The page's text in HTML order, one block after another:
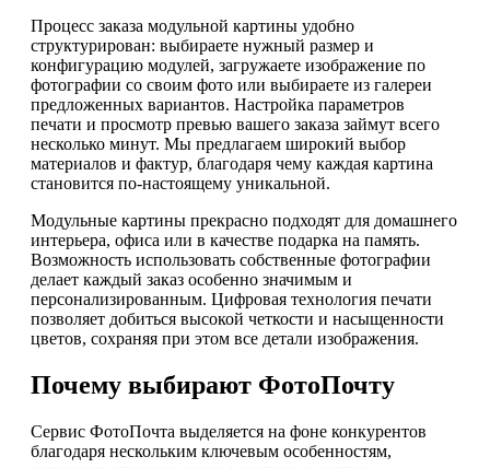
Процесс заказа модульной картины удобно
структурирован: выбираете нужный размер и
конфигурацию модулей, загружаете изображение по
фотографии со своим фото или выбираете из галереи
предложенных вариантов. Настройка параметров
печати и просмотр превью вашего заказа займут всего
несколько минут. Мы предлагаем широкий выбор
материалов и фактур, благодаря чему каждая картина
становится по-настоящему уникальной.
Модульные картины прекрасно подходят для домашнего
интерьера, офиса или в качестве подарка на память.
Возможность использовать собственные фотографии
делает каждый заказ особенно значимым и
персонализированным. Цифровая технология печати
позволяет добиться высокой четкости и насыщенности
цветов, сохраняя при этом все детали изображения.
Почему выбирают ФотоПочту
Сервис ФотоПочта выделяется на фоне конкурентов
благодаря нескольким ключевым особенностям,